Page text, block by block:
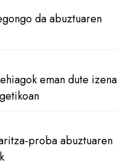
da abuztuaren
eman dute izena
proba abuztuaren